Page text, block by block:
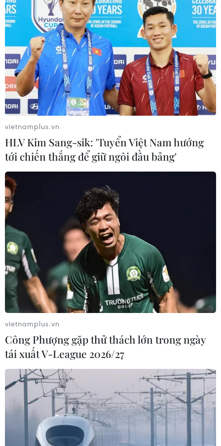
vietnamplus.vn
HLV Kim Sang-sik: 'Tuyển Việt Nam hướng
tới chiến thắng để giữ ngôi đầu bảng'
vietnamplus.vn
Công Phượng gặp thử thách lớn trong ngày
tái xuất V-League 2026/27